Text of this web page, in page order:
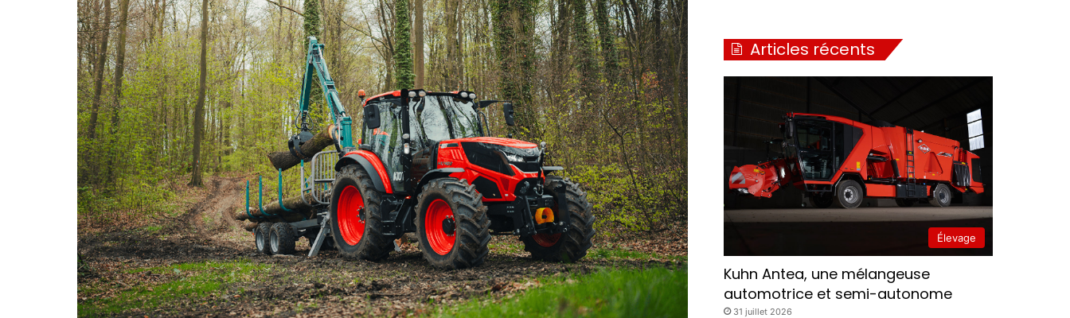
Articles récents
Élevage
Kuhn Antea, une mélangeuse
automotrice et semi-autonome
31 juillet 2026